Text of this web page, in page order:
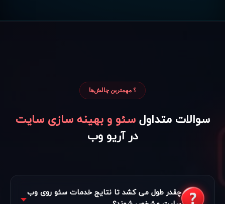
؟ مهمترین چالش‌ها
سوالات متداولسئو و بهینه سازی سایت
در آریو وب
چقدر طول می کشد تا نتایج خدمات سئو روی وب